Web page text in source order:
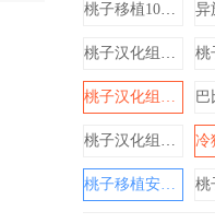
桃子移植1000款手机游戏
桃子汉化组移植游戏大全2024
桃子汉化组移植游戏大全ap
桃子汉化组移植的1000款游戏
桃子移植安卓游戏大全